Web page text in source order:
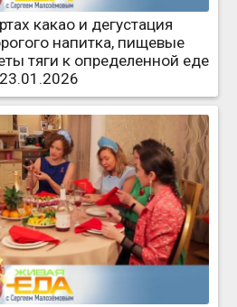
какао и дегустация
напитка, пищевые
тяги к определенной еде
23.01.2026